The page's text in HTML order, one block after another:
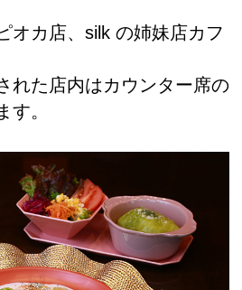
オカ店、silk の姉妹店カフ
れた店内はカウンター席の
す。